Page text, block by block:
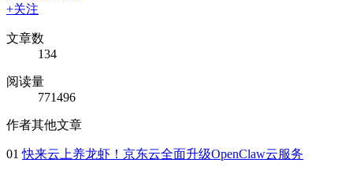
+关注
文章数
134
阅读量
771496
作者其他文章
01 快来云上养龙虾！京东云全面升级OpenClaw云服务